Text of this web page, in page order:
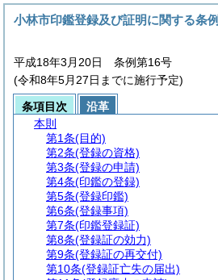
小林市印鑑登録及び証明に関する条例
平成18年3月20日 条例第16号
(令和8年5月27日までに施行予定)
条項目次
沿革
本則
第1条(目的)
第2条(登録の資格)
第3条(登録の申請)
第4条(印鑑の登録)
第5条(登録印鑑)
第6条(登録事項)
第7条(印鑑登録証)
第8条(登録証の効力)
第9条(登録証の再交付)
第10条(登録証亡失の届出)